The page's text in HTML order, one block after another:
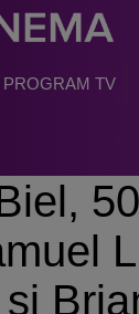
PROGRAM TV
50